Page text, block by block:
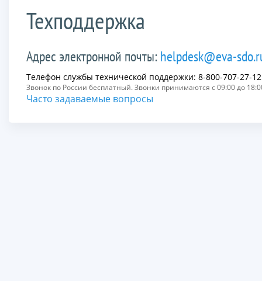
Техподдержка
Адрес электронной почты:helpdesk@eva-
Телефон службы технической поддержки: 8-800-707-27-12
Звонок по России бесплатный. Звонки принимаются с 09:00 до
Часто задаваемые вопросы